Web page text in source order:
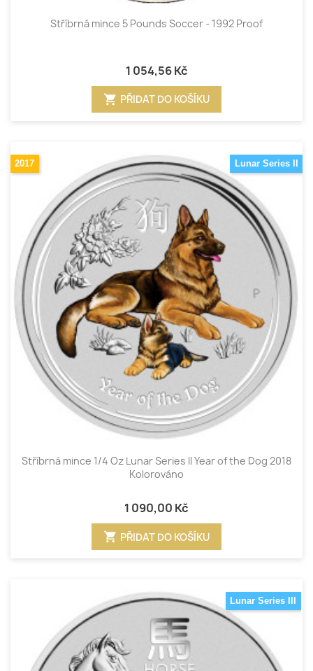
Stříbrná mince 5 Pounds Soccer - 1992 Proof
1 054,56 Kč
shopping_cart PŘIDAT DO KOŠÍKU
Lunar Series II
2017
Stříbrná mince 1/4 Oz Lunar Series II Year of the Dog 2018
Kolorováno
1 090,00 Kč
shopping_cart PŘIDAT DO KOŠÍKU
Lunar Series III